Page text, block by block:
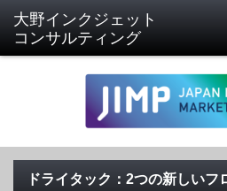
ドライタック：2つの新しいフ